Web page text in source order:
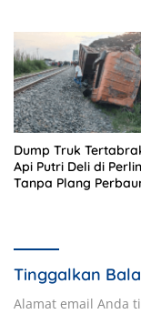
Dump Truk
Api Putri Deli di
Tanpa Plang
Tinggalkan
Alamat email Anda